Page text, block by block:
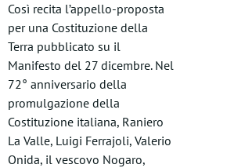
Così recita l’appello-proposta
per una Costituzione della
Terra pubblicato su il
Manifesto del 27 dicembre. Nel
72° anniversario della
promulgazione della
Costituzione italiana, Raniero
La Valle, Luigi Ferrajoli, Valerio
Onida, il vescovo Nogaro,